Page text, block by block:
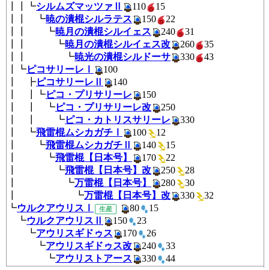
┃┃┗シルムズマッツァⅡ 110
┃┃ ┗暁の潰棍シルラテス 150
┃┃ ┗暁月の潰棍シルイェス 240
┃┃ ┗暁月の潰棍シルイェス改 260
┃┃ ┗暁光の潰棍シルドーサ 330
┃┗ピコサリーレⅠ
100
┃ ┣ピコサリーレⅡ
140
┃ ┃┗ピコ・プリサリーレ
150
┃ ┃ ┗ピコ・プリサリーレ改
250
┃ ┃ ┗ピコ・カトリスサリーレ
┃ ┗飛雷棍ムシカガチⅠ 100
┃ ┗飛雷棍ムシカガチⅡ 140
┃ ┗飛雷棍【日本号】 170
22
┃ ┗飛雷棍【日本号】改 250
┃ ┗万雷棍【日本号】 280
30
┃ ┗万雷棍【日本号】改 330
┗ウルクアウリスⅠ 生産 80
┗ウルクアウリスⅡ 150
23
┗アウリスギドゥス 170
26
┗アウリスギドゥス改 240
┗アウリストアース 330 44